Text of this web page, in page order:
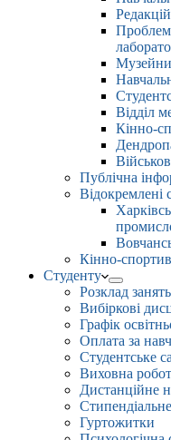
Відділ
Кінно-
Публічна
Відокремлені
Кінно-
Студенту
Розклад занять
Вибіркові
Графік
Оплата за
Студентське
Виховна
Дистанційне
Гуртожитки